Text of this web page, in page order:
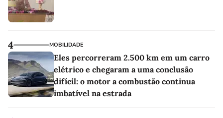
4 MOBILIDADE
Eles percorreram 2.500 km em um carro
elétrico e chegaram a uma conclusão
difícil: o motor a combustão continua
imbatível na estrada